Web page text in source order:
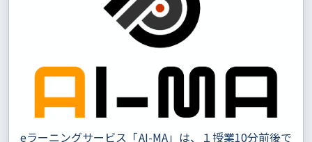
eラーニングサービス「AI-MA」は、１授業10分前後で